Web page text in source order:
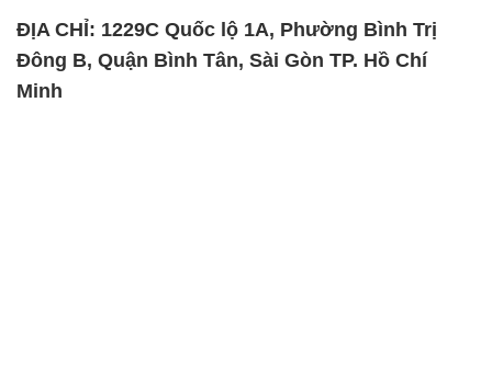
ĐỊA CHỈ: 1229C Quốc lộ 1A, Phường Bình Trị
Đông B, Quận Bình Tân, Sài Gòn TP. Hồ Chí
Minh